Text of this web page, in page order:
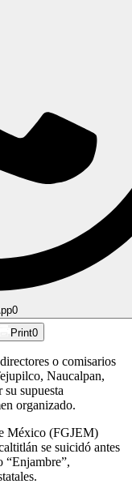
0
Print0
o comisarios
Naucalpan,
supuesta
organizado.
México (FGJEM)
se suicidó antes
“Enjambre”,